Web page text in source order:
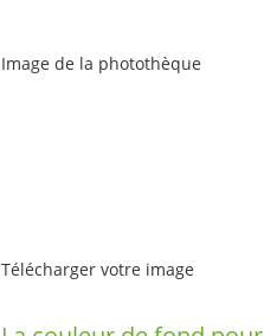
Image de la photothèque
Télécharger votre image